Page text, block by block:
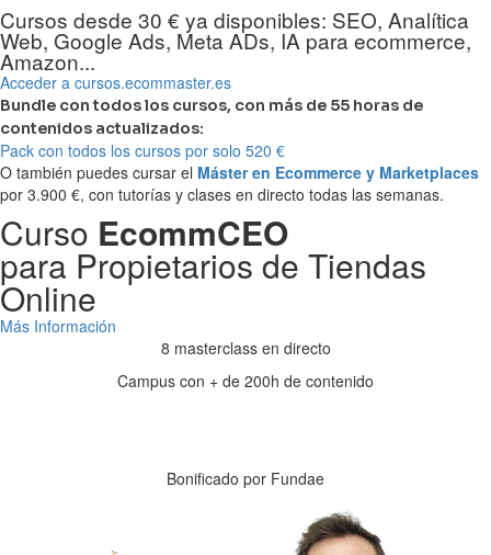
Cursos desde 30 € ya disponibles: SEO, Analítica
Web, Google Ads, Meta ADs, IA para ecommerce,
Amazon...
Acceder a cursos.ecommaster.es
Bundle con todos los cursos, con más de 55 horas de
contenidos actualizados:
Pack con todos los cursos por solo 520 €
O también puedes cursar el Máster en Ecommerce y Marketplaces
por 3.900 €, con tutorías y clases en directo todas las semanas.
Curso EcommCEO
para Propietarios de Tiendas
Online
Más Información
8 masterclass en directo
Campus con + de 200h de contenido
Bonificado por Fundae